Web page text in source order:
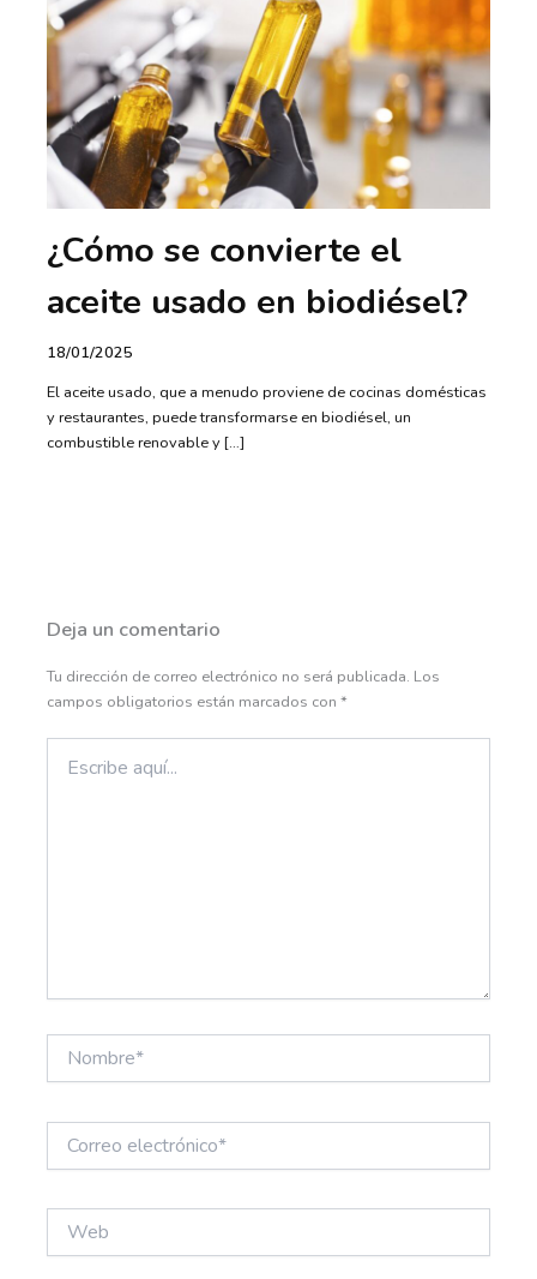
¿Cómo se convierte el
aceite usado en biodiésel?
18/01/2025
El aceite usado, que a menudo proviene de cocinas domésticas
y restaurantes, puede transformarse en biodiésel, un
combustible renovable y […]
Deja un comentario
Tu dirección de correo electrónico no será publicada. Los
campos obligatorios están marcados con *
aquí...
electrónico*